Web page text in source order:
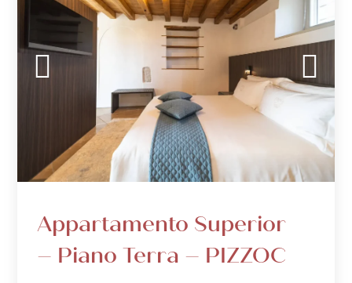
Appartamento Superior
– Piano Terra – PIZZOC